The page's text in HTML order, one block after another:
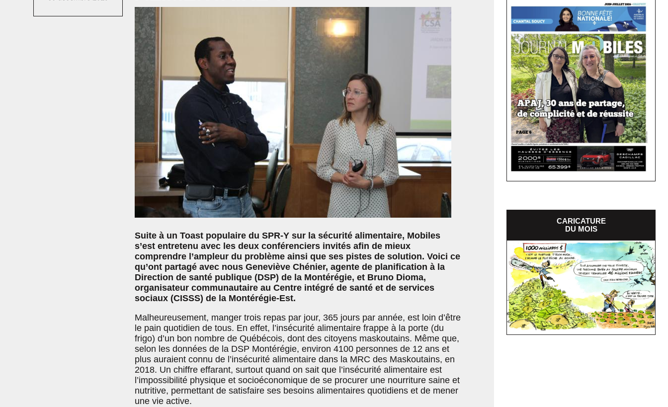
Suite à un Toast populaire du SPR-Y sur la sécurité alimentaire, Mobiles
s’est entretenu avec les deux conférenciers invités afin de mieux
comprendre l’ampleur du problème ainsi que ses pistes de solution. Voici ce
qu’ont partagé avec nous Geneviève Chénier, agente de planification à la
Direction de santé publique (DSP) de la Montérégie, et Bruno Dioma,
organisateur communautaire au Centre intégré de santé et de services
sociaux (CISSS) de la Montérégie-Est.
Malheureusement, manger trois repas par jour, 365 jours par année, est loin d’être
le pain quotidien de tous. En effet, l’insécurité alimentaire frappe à la porte (du
frigo) d’un bon nombre de Québécois, dont des citoyens maskoutains. Même que,
selon les données de la DSP Montérégie, environ 4100 personnes de 12 ans et
plus auraient connu de l’insécurité alimentaire dans la MRC des Maskoutains, en
2018. Un chiffre effarant, surtout quand on sait que l’insécurité alimentaire est
l’impossibilité physique et socioéconomique de se procurer une nourriture saine et
nutritive, permettant de satisfaire ses besoins alimentaires quotidiens et de mener
une vie active.
CARICATURE
DU MOIS